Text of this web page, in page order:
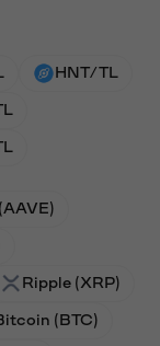
HNT/TL
Ripple (XRP)
(BTC)